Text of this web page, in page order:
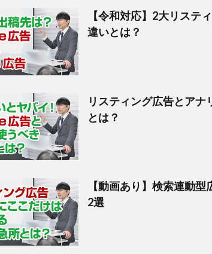
【令和対応】2大リステ
違いとは？
リスティング広告とア
とは？
【動画あり】検索連動
2選